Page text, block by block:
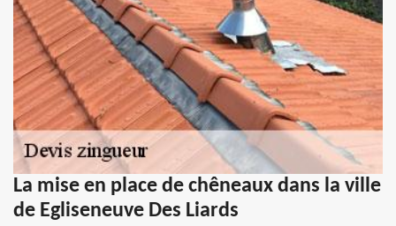
La mise en place de chêneaux dans la ville
de Egliseneuve Des Liards